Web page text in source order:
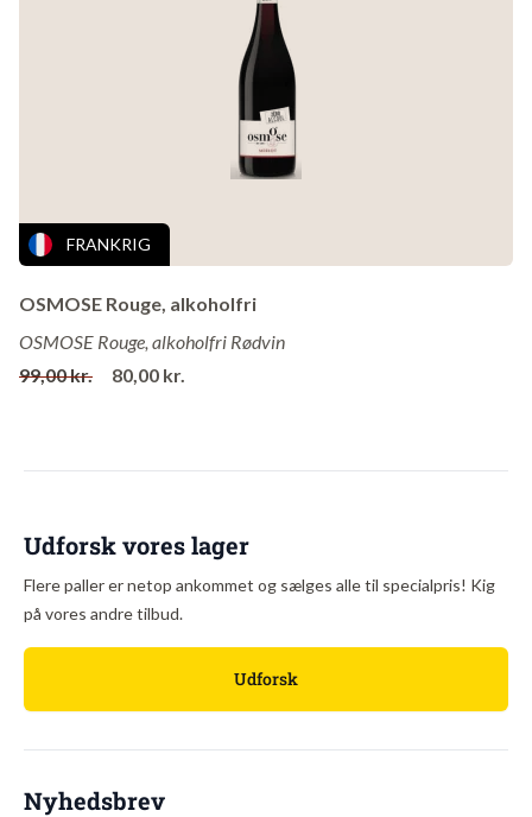
La Bioca er et lille vinbrug i Serralunga d´Alba-dalen i det østlige
Huset har dog besiddelser på flere cru-marker i Barolo, bl.a.
signatur, det er vine med en idé. Nebbiolo, der smager som om det
har været i hænderne på en rigtig vinmager.
Vinene er transparante og velstrukturerede, besidder sart delikat
sødme og fine krydderier, der spiller fantastisk op til Nebbiolo´s
tannin.
FRANKRIG
OSMOSE Rouge, alkoholfri
OSMOSE Rouge, alkoholfri Rødvin
99,00 kr.
80,00 kr.
Udforsk vores lager
Flere paller er netop ankommet og sælges alle til specialpris! Kig
på vores andre tilbud.
Udforsk
Nyhedsbrev